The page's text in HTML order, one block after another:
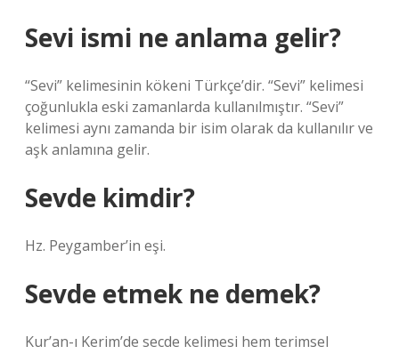
Sevi ismi ne anlama gelir?
“Sevi” kelimesinin kökeni Türkçe’dir. “Sevi” kelimesi
çoğunlukla eski zamanlarda kullanılmıştır. “Sevi”
kelimesi aynı zamanda bir isim olarak da kullanılır ve
aşk anlamına gelir.
Sevde kimdir?
Hz. Peygamber’in eşi.
Sevde etmek ne demek?
Kur’an-ı Kerim’de secde kelimesi hem terimsel